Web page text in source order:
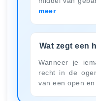
meer
Wat zegt een
Wanneer je
recht in de
van een open